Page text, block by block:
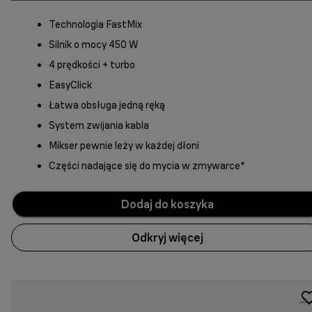
Technologia FastMix
Silnik o mocy 450 W
4 prędkości + turbo
EasyClick
Łatwa obsługa jedną ręką
System zwijania kabla
Mikser pewnie leży w każdej dłoni
Części nadające się do mycia w zmywarce*
Dodaj do koszyka
Odkryj więcej